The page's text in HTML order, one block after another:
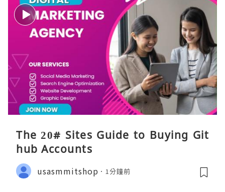
The 20# Sites Guide to Buying Git
hub Accounts
usasmmitshop 1分鐘前